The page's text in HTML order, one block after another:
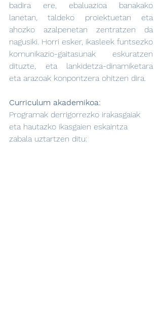
badira ere, ebaluazioa banakako
lanetan, taldeko proiektuetan eta
ahozko azalpenetan zentratzen da
nagusiki. Horri esker, ikasleek funtsezko
komunikazio-gaitasunak eskuratzen
dituzte, eta lankidetza-dinamiketara
eta arazoak konpontzera ohitzen dira.
Curriculum akademikoa:
Programak derrigorrezko irakasgaiak
eta hautazko ikasgaien eskaintza
zabala uztartzen ditu: